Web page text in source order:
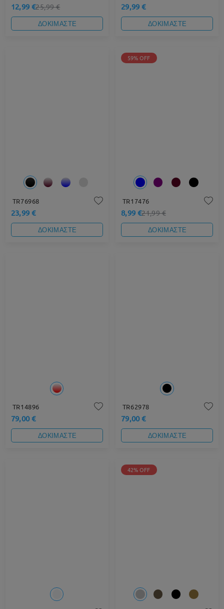
12,99 €25,99 €
ΔΟΚΙΜΑΣΤΕ
29,99 €
ΔΟΚΙΜΑΣΤΕ
TR76968
23,99 €
ΔΟΚΙΜΑΣΤΕ
59% OFF
TR17476
8,99 €21,99 €
ΔΟΚΙΜΑΣΤΕ
TR14896
79,00 €
ΔΟΚΙΜΑΣΤΕ
TR62978
79,00 €
ΔΟΚΙΜΑΣΤΕ
42% OFF